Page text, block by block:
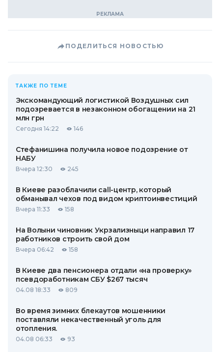
ПОДЕЛИТЬСЯ НОВОСТЬЮ
ТАКЖЕ ПО ТЕМЕ
Экскомандующий логистикой Воздушных сил
подозревается в незаконном обогащении на 21
млн грн
Сегодня 14:22 146
Стефанишина получила новое подозрение от
НАБУ
Вчера 12:30 245
В Киеве разоблачили call-центр, который
обманывал чехов под видом криптоинвестиций
Вчера 11:33 158
На Волыни чиновник Укрзализныци направил 17
работников строить свой дом
Вчера 06:42 158
В Киеве два пенсионера отдали «на проверку»
псевдоработникам СБУ $267 тысяч
04.08 18:33 809
Во время зимних блекаутов мошенники
поставляли некачественный уголь для
отопления.
04.08 06:33 93